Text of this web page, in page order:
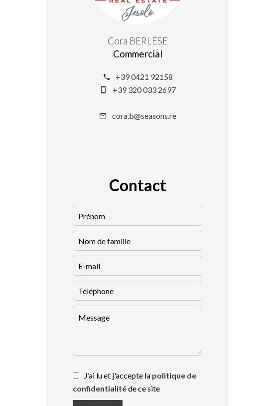
Cora BERLESE
Commercial
+39 0421 92158
+39 320 033 2697
cora.b@seasons.re
Contact
J’ai lu et j'accepte la politique de
confidentialitéde ce site